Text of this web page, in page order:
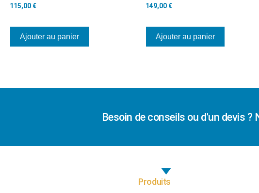
115,00 €
Ajouter au panier
149,00 €
Ajouter au panier
Besoin de conseils ou d'un devis
Produits